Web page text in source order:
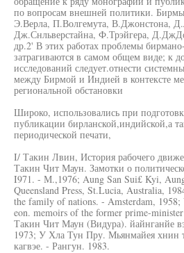
по вопросам внешней политики.
Э.Верла, П.Волгемута, В.Джонстона,
Дж.Снльверстайна, Ф.Трэйгера,
др.2' В этих работах проблемы
затрагиваются в самом общем виде; к
исследований следует.отнести
между Бирмой и Индией в контексте
региональной обстановки
Широко, использовались при
публикации бирланской,индийской,а
периодической печати,
I/ Такин Лвин, История рабочего
Такин Чит Маун. Замотки о
I971. - М.,1976; Aung San Sui£ Kyi,
Queensland Press, St.Lucia, Australia,
the family of nations. - Amsterdam,
eon. memoirs of the former prime-
Такин Чит Маун (Видура). йайнганйе
1973; У Хла Тун Пру. Мьянмайея хнин
кагвэе. - Рангун. 1983.